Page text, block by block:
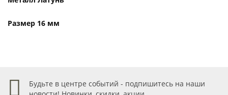
Размер 16 мм
Будьте в центре событий - подпишитесь на наши